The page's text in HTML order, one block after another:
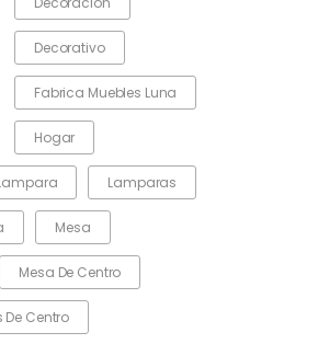
Decorativo
Fabrica Muebles Luna
Hogar
Lamparas
Mesa
Mesa De Centro
De Centro